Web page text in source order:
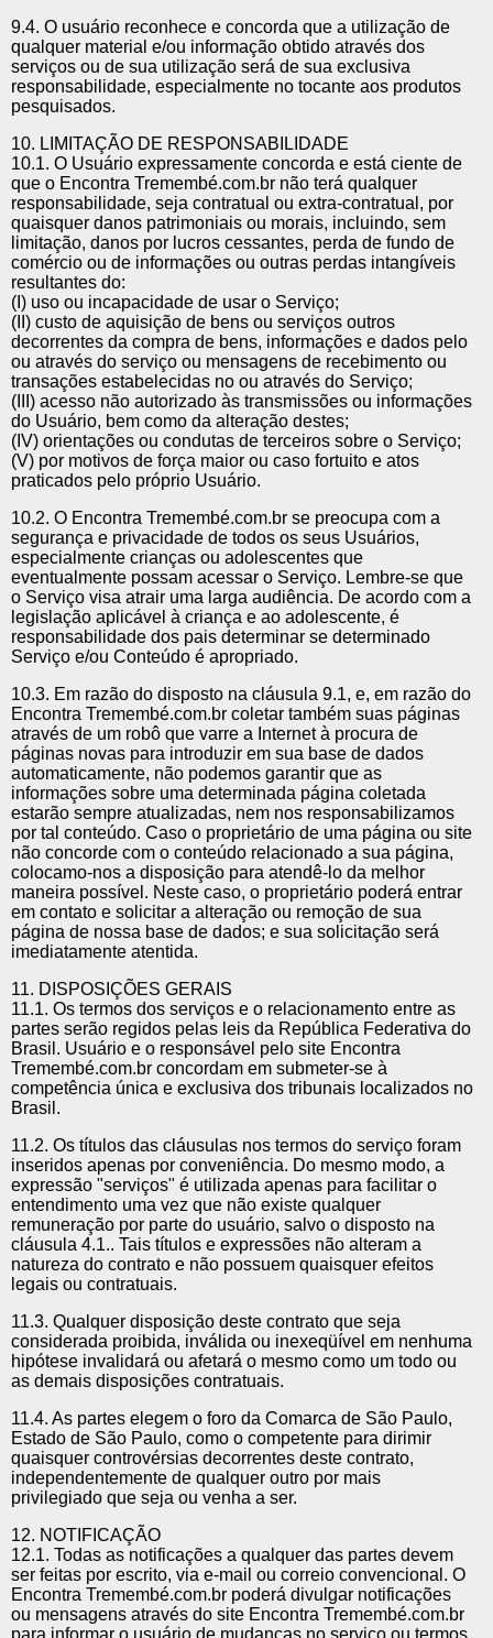
9.4. O usuário reconhece e concorda que a utilização de
qualquer material e/ou informação obtido através dos
serviços ou de sua utilização será de sua exclusiva
responsabilidade, especialmente no tocante aos produtos
pesquisados.
10. LIMITAÇÃO DE RESPONSABILIDADE
10.1. O Usuário expressamente concorda e está ciente de
que o Encontra Tremembé.com.br não terá qualquer
responsabilidade, seja contratual ou extra-contratual, por
quaisquer danos patrimoniais ou morais, incluindo, sem
limitação, danos por lucros cessantes, perda de fundo de
comércio ou de informações ou outras perdas intangíveis
resultantes do:
(I) uso ou incapacidade de usar o Serviço;
(II) custo de aquisição de bens ou serviços outros
decorrentes da compra de bens, informações e dados pelo
ou através do serviço ou mensagens de recebimento ou
transações estabelecidas no ou através do Serviço;
(III) acesso não autorizado às transmissões ou informações
do Usuário, bem como da alteração destes;
(IV) orientações ou condutas de terceiros sobre o Serviço;
(V) por motivos de força maior ou caso fortuito e atos
praticados pelo próprio Usuário.
10.2. O Encontra Tremembé.com.br se preocupa com a
segurança e privacidade de todos os seus Usuários,
especialmente crianças ou adolescentes que
eventualmente possam acessar o Serviço. Lembre-se que
o Serviço visa atrair uma larga audiência. De acordo com a
legislação aplicável à criança e ao adolescente, é
responsabilidade dos pais determinar se determinado
Serviço e/ou Conteúdo é apropriado.
10.3. Em razão do disposto na cláusula 9.1, e, em razão do
Encontra Tremembé.com.br coletar também suas páginas
através de um robô que varre a Internet à procura de
páginas novas para introduzir em sua base de dados
automaticamente, não podemos garantir que as
informações sobre uma determinada página coletada
estarão sempre atualizadas, nem nos responsabilizamos
por tal conteúdo. Caso o proprietário de uma página ou site
não concorde com o conteúdo relacionado a sua página,
colocamo-nos a disposição para atendê-lo da melhor
maneira possível. Neste caso, o proprietário poderá entrar
em contato e solicitar a alteração ou remoção de sua
página de nossa base de dados; e sua solicitação será
imediatamente atentida.
11. DISPOSIÇÕES GERAIS
11.1. Os termos dos serviços e o relacionamento entre as
partes serão regidos pelas leis da República Federativa do
Brasil. Usuário e o responsável pelo site Encontra
Tremembé.com.br concordam em submeter-se à
competência única e exclusiva dos tribunais localizados no
Brasil.
11.2. Os títulos das cláusulas nos termos do serviço foram
inseridos apenas por conveniência. Do mesmo modo, a
expressão "serviços" é utilizada apenas para facilitar o
entendimento uma vez que não existe qualquer
remuneração por parte do usuário, salvo o disposto na
cláusula 4.1.. Tais títulos e expressões não alteram a
natureza do contrato e não possuem quaisquer efeitos
legais ou contratuais.
11.3. Qualquer disposição deste contrato que seja
considerada proibida, inválida ou inexeqüível em nenhuma
hipótese invalidará ou afetará o mesmo como um todo ou
as demais disposições contratuais.
11.4. As partes elegem o foro da Comarca de São Paulo,
Estado de São Paulo, como o competente para dirimir
quaisquer controvérsias decorrentes deste contrato,
independentemente de qualquer outro por mais
privilegiado que seja ou venha a ser.
12. NOTIFICAÇÃO
12.1. Todas as notificações a qualquer das partes devem
ser feitas por escrito, via e-mail ou correio convencional. O
Encontra Tremembé.com.br poderá divulgar notificações
ou mensagens através do site Encontra Tremembé.com.br
para informar o usuário de mudanças no serviço ou termos